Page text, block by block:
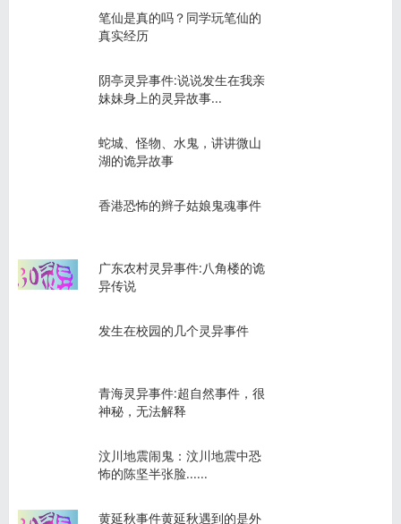
笔仙是真的吗？同学玩笔仙的
真实经历
阴亭灵异事件:说说发生在我亲
妹妹身上的灵异故事...
蛇城、怪物、水鬼，讲讲微山
湖的诡异故事
香港恐怖的辫子姑娘鬼魂事件
广东农村灵异事件:八角楼的诡
异传说
发生在校园的几个灵异事件
青海灵异事件:超自然事件，很
神秘，无法解释
汶川地震闹鬼：汶川地震中恐
怖的陈坚半张脸......
黄延秋事件黄延秋遇到的是外